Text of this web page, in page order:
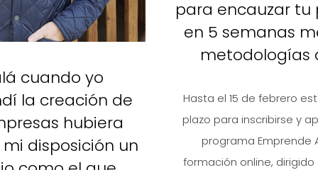
cuando yo
la creación de
hubiera
disposición un
para encauzar tu
en 5 semanas
metodologías
Hasta el 15 de febrero
plazo para inscribirse y
programa Emprende
formación online,